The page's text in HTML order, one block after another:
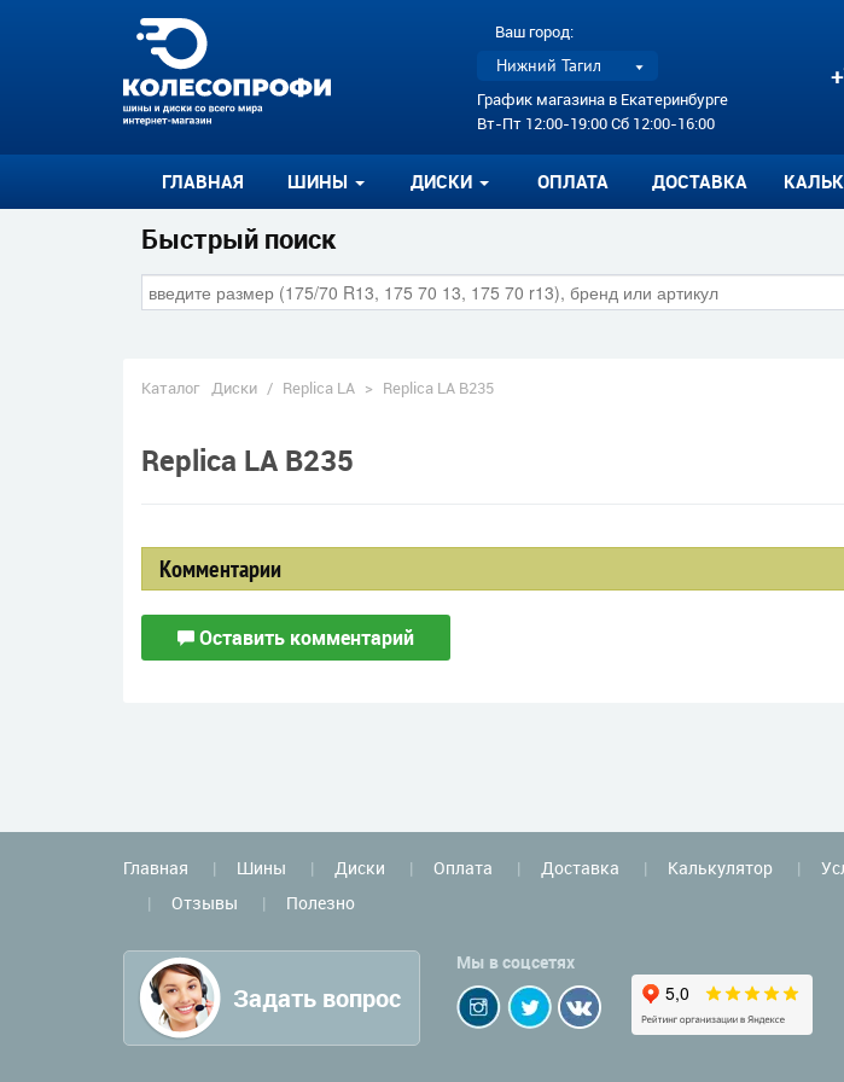
Ваш город:
Нижний Тагил
График магазина в Екатеринбурге
Вт-Пт 12:00-19:00 Сб 12:00-16:00
ГЛАВНАЯ ШИНЫ ДИСКИ ОПЛАТА ДОСТАВКА
Быстрый поиск
Каталог Диски / Replica LA > Replica LA B235
Replica LA B235
Комментарии
Оставить комментарий
Главная Шины Диски Оплата Доставка Калькулятор
Отзывы
Полезно
Задать вопрос
Мы в соцсетях